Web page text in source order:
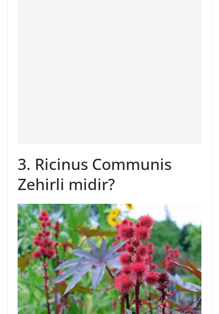
3. Ricinus Communis
Zehirli midir?